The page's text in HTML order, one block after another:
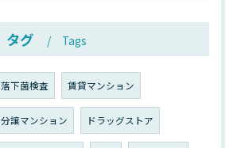
タグ Tags
落下菌検査 賃貸マンション
分譲マンション ドラッグストア